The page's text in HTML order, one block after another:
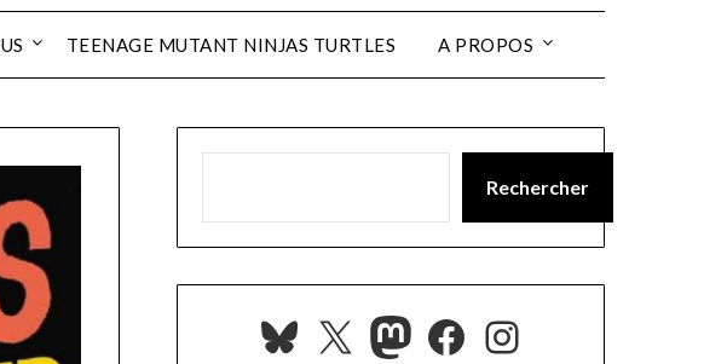
TEENAGE MUTANT NINJAS TURTLES A PROPOS
Rechercher
Bluesky
X Mastodon
Facebook
Instagram